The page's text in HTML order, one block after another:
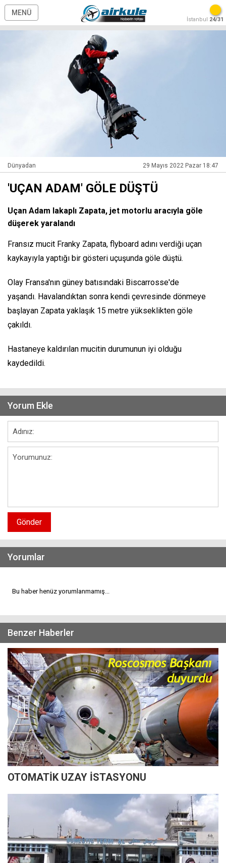
MENÜ
İstanbul 24/31
Dünyadan 29 Mayıs 2022 Pazar 18:47
'UÇAN ADAM' GÖLE DÜŞTÜ
Uçan Adam lakaplı Zapata, jet motorlu aracıyla göle
düşerek yaralandı
Fransız mucit Franky Zapata, flyboard adını verdiği uçan
kaykayıyla yaptığı bir gösteri uçuşunda göle düştü.
Olay Fransa'nın güney batısındaki Biscarrosse'de
yaşandı. Havalandıktan sonra kendi çevresinde dönmeye
başlayan Zapata yaklaşık 15 metre yükseklikten göle
çakıldı.
Hastaneye kaldırılan mucitin durumunun iyi olduğu
kaydedildi.
Yorum Ekle
Gönder
Yorumlar
Bu haber henüz yorumlanmamış...
Benzer Haberler
OTOMATİK UZAY İSTASYONU